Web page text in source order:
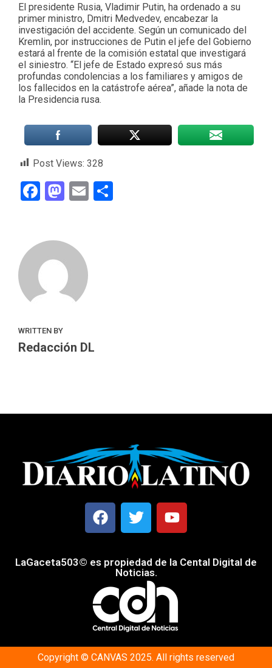
El presidente Rusia, Vladimir Putin, ha ordenado a su
primer ministro, Dmitri Medvedev, encabezar la
investigación del accidente. Según un comunicado del
Kremlin, por instrucciones de Putin el jefe del Gobierno
estará al frente de la comisión estatal que investigará
el siniestro. “El jefe de Estado expresó sus más
profundas condolencias a los familiares y amigos de
los fallecidos en la catástrofe aérea”, añade la nota de
la Presidencia rusa.
Post Views: 328
Facebook
Mastodon
Email
WRITTEN BY
Redacción DL
LaGaceta503© es propiedad de la Cental Digital de
Noticias.
Copyright © CANVAS 2025. All rights reserved